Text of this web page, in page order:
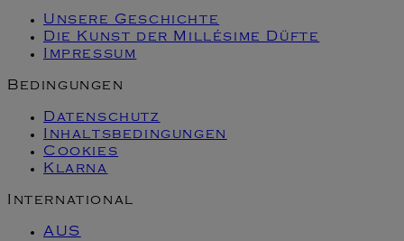
Unsere Geschichte
Die Kunst der Millésime Düfte
Impressum
Bedingungen
Datenschutz
Inhaltsbedingungen
Cookies
Klarna
International
AUS